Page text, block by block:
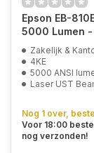
Epson EB-
5000 Lumen
Zakelijk &
4KE
5000 ANSI
Laser UST
Nog 1 over,
Voor 18:00
nog verzonden!